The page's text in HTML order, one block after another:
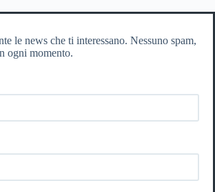
le news che ti interessano. Nessuno spam,
ogni momento.